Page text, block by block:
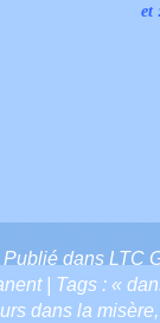
et
Publié dans LTC
| Tags : «
dans la misère